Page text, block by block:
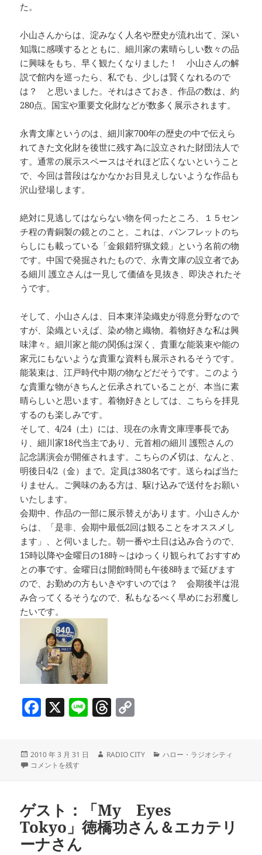
た。
小山さんからは、淀みなく人名や歴史が流れ出て、深い
知識に感嘆するとともに、細川家の素晴らしい数々の品
に興味をもち、早く観たくなりました！ 小山さんの解
説で館内を巡ったら、私でも、少しは賢くなれるので
は？ と思いました。それはさておき、作品の数は、約
280点。国宝や重要文化財などが数多く展示されます。
永青文庫というのは、細川家700年の歴史の中で伝えら
れてきた文化財を後世に残す為に設立された財団法人で
す。通常の展示スペースはそれほど広くないということ
で、今回は普段はなかなかお目見えしないような作品も
沢山登場します。
絶対に見逃してはならない物を伺ったところ、１５セン
チ程の青銅製の鏡とのこと。これは、パンフレットのち
らしにも載っている「金銀錯狩猟文鏡」という名前の物
です。中国で発掘されたもので、永青文庫の設立者であ
る細川 護立さんは一見して価値を見抜き、即決されたそ
うです。
そして、小山さんは、日本東洋染織史が得意分野なので
すが、染織といえば、染め物と織物。着物好きな私は興
味津々。細川家と能の関係は深く、貴重な能装束や能の
家元にもないような貴重な資料も展示されるそうです。
能装束は、江戸時代中期の物などだそうです。このよう
な貴重な物がきちんと伝承されていることが、本当に素
晴らしいと思います。着物好きとしては、こちらを拝見
するのも楽しみです。
そして、4/24（土）には、現在の永青文庫理事長であ
り、細川家18代当主であり、元首相の細川 護煕さんの
記念講演会が開催されます。こちらの〆切は、なんと、
明後日4/2（金）まで。定員は380名です。送らねば当た
りません。ご興味のある方は、駆け込みで送付をお願い
いたします。
会期中、作品の一部に展示替えがあります。小山さんか
らは、「是非、会期中最低2回は観ることをオススメし
ます」、と伺いました。朝一番や土日は込み合うので、
15時以降や金曜日の18時～はゆっくり観られておすすめ
との事です。金曜日は開館時間も午後8時まで延びます
ので、お勤めの方もいきやすいのでは？ 会期後半は混
み合ってくるそうなので、私もなるべく早めにお邪魔し
たいです。
F
c
e
o
o
k
X Li T
a
s
y
n
k
投
稿
2010 年 3 月 31 日
作
RADIO CITY
カ
ハロー・ラジオシティ
ゲスト：「特別展 細川家の至宝」東京国立博物館 主任研究員 小山 弓弦
コメントを残す
ゲスト：「My Eyes
Tokyo」徳橋功さん＆エカテリ
ーナさん